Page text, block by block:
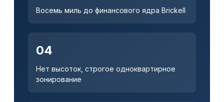
Восемь миль до финансового ядра Brickell
04
Нет высоток, строгое одноквартирное
зонирование